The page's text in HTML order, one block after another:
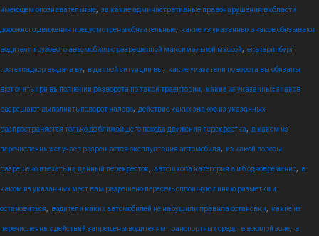
имеющем опознавательные, за какие административные правонарушения в области
дорожного движения предусмотрены обязательные, какие из указанных знаков обязывают
водителя грузового автомобиля с разрешенной максимальной массой, екатеринбург
гостехнадзор выдача ву, в данной ситуации вы, какие указатели поворота вы обязаны
включить при выполнении разворота по такой траектории, какие из указанных знаков
разрешают выполнить поворот налево, действие каких знаков из указанных
распространяется только до ближайшего похода движения перекрестка, в каком из
перечисленных случаев разрешается эксплуатация автомобиля, из какой полосы
разрешено въехать на данный перекресток, автошкола категория а и б одновременно, в
каком из указанных мест вам разрешено пересечь сплошную линию разметки и
остановиться, водители каких автомобилей не нарушили правила остановки, какие из
перечисленных действий запрещены водителям транспортных средств в жилой зоне, в